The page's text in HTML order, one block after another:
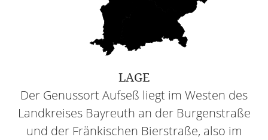
LAGE
Der Genussort Aufseß liegt im Westen des
Landkreises Bayreuth an der Burgenstraße
und der Fränkischen Bierstraße, also im